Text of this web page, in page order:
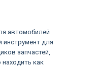
автомобилей
для
запчастей,
как